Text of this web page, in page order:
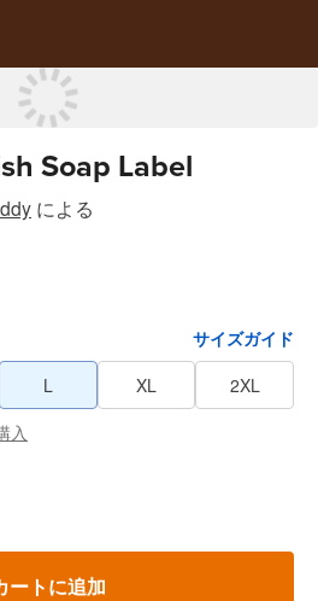
Soap Label
による
サイズガイド
L XL
2XL
入
ートに追加